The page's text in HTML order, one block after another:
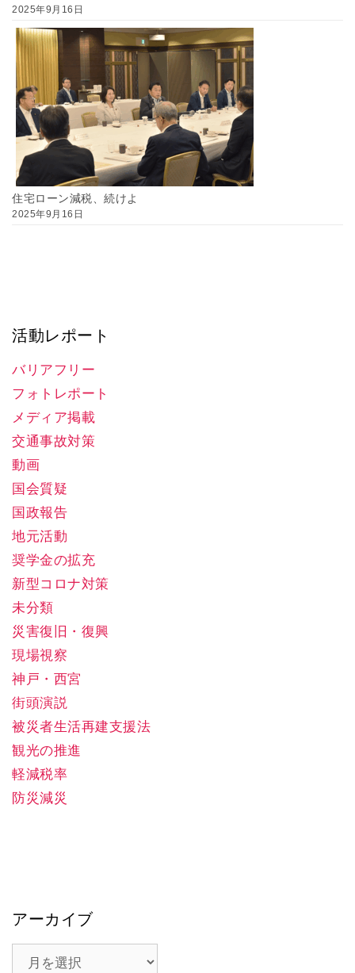
2025年9月16日
住宅ローン減税、続けよ
2025年9月16日
活動レポート
バリアフリー
フォトレポート
メディア掲載
交通事故対策
動画
国会質疑
国政報告
地元活動
奨学金の拡充
新型コロナ対策
未分類
災害復旧・復興
現場視察
神戸・西宮
街頭演説
被災者生活再建支援法
観光の推進
軽減税率
防災減災
アーカイブ